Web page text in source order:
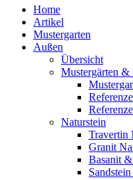
Home
Artikel
Mustergarten
Außen
Übersicht
Mustergärten &
Naturstein
Travertin
Granit
Basanit